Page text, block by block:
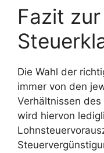
Fazit
Die Wahl der
immer von den
Verhältnissen
wird hiervon